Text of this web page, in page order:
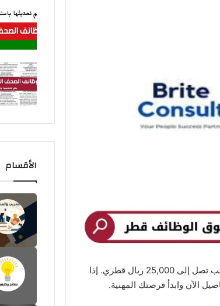
تعلن شركة برايت كونسلت عن فتح باب التقديم للوظائف الشاغرة في قطر برواتب تصل إلى 25,000 ريال قطري. إذا
الآن وابدأ فرصتك المهنية.
الأقسام